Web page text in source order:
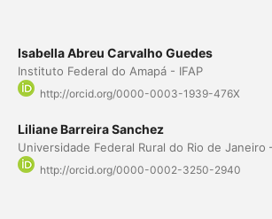
Isabella Abreu Carvalho Guedes
Instituto Federal do Amapá - IFAP
http://orcid.org/0000-0003-1939-476X
Liliane Barreira Sanchez
Universidade Federal Rural do Rio de Janeiro
http://orcid.org/0000-0002-3250-2940